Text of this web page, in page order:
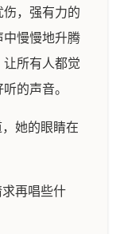
伤，强有力的
中慢慢地升腾
所有人都觉
的声音。
她的眼睛在
再唱些什